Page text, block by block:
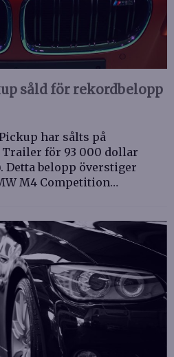
såld för rekordbelopp
har sålts på
för 93 000 dollar
belopp överstiger
M4 Competition…